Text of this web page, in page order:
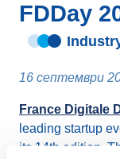
FDDay
16 септември
France Digitale
leading startup
its 14th edition.